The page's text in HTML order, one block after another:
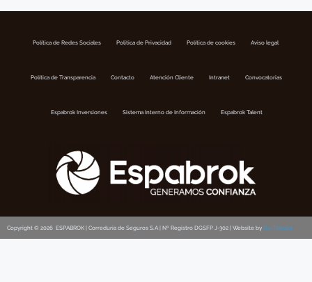
Política de Redes Sociales Politica de Privacidad Política de cookies Aviso legal
Política de Transparencia Contacto Atención Cliente Intranet Convocatorias
Espabrok Inversiones Sistema Interno de Información Espabrok Talent
Copyright © 2026 ESPABROK | Correduria de Seguros S.A | Nº Registro DGSFP J-302 | Website by DoiTMedia